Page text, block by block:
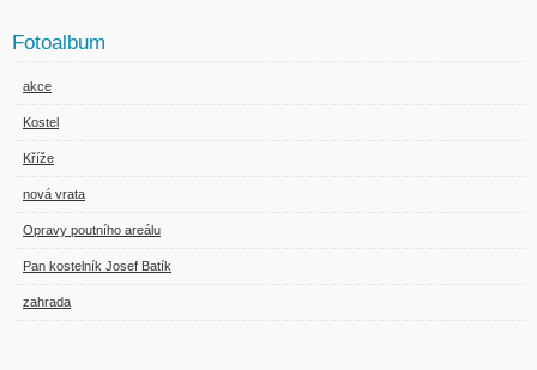
Fotoalbum
akce
Kostel
Kříže
nová vrata
Opravy poutního areálu
Pan kostelník Josef Batík
zahrada